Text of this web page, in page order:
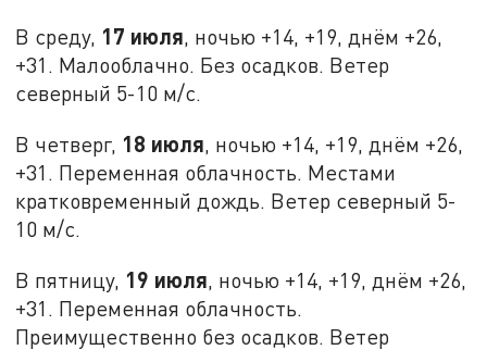
В среду, 17 июля, ночью +14, +19, днём +26,
+31. Малооблачно. Без осадков. Ветер
северный 5-10 м/с.
В четверг, 18 июля, ночью +14, +19, днём +26,
+31. Переменная облачность. Местами
кратковременный дождь. Ветер северный 5-
10 м/с.
В пятницу, 19 июля , ночью +14, +19, днём +26,
+31. Переменная облачность.
Преимущественно без осадков. Ветер